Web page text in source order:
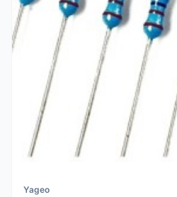
Yageo